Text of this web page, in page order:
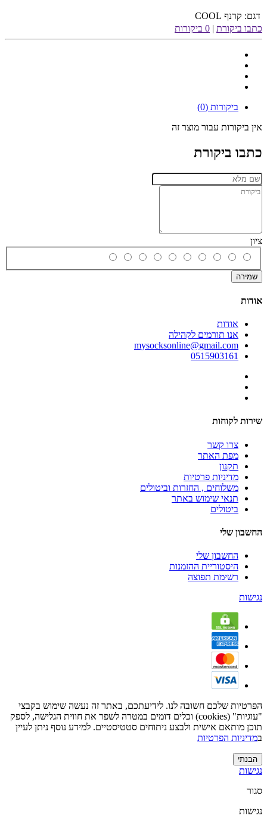
דגם: קרנף COOL
כתבו ביקורת | 0 ביקורות
ביקורות (0)
אין ביקורות עבור מוצר זה
כתבו ביקורת
ציון
שמירה
אודות
אודות
אנו תורמים לקהילה
mysocksonline@gmail.com
0515903161
שירות לקוחות
צרו קשר
מפת האתר
תקנון
מדיניות פרטיות
משלוחים , החזרות וביטולים
תנאי שימוש באתר
ביטולים
החשבון שלי
החשבון שלי
היסטוריית ההזמנות
רשימת תפוצה
נגישות
הפרטיות שלכם חשובה לנו. לידיעתכם, באתר זה נעשה שימוש בקבצי
"עוגיות" (cookies) וכלים דומים במטרה לשפר את חווית הגלישה, לספק
תוכן מותאם אישית ולבצע ניתוחים סטטיסטיים. למידע נוסף ניתן לעיין
במדיניות הפרטיות
הבנתי
נגישות
סגור
נגישות